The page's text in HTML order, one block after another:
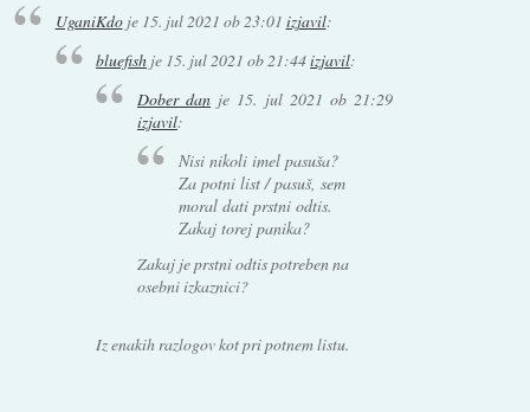
UganiKdoje 15. jul 2021 ob 23:01 izjavil:
bluefish je 15. jul 2021 ob 21:44izjavil:
Dober dan je 15. jul 2021 ob 21:29
izjavil:
Nisi nikoli imel pasuša?
Za potni list / pasuš, sem
moral dati prstni odtis.
Zakaj torej panika?
Zakaj je prstni odtis potreben na
osebni izkaznici?
Iz enakih razlogov kot pri potnem listu.